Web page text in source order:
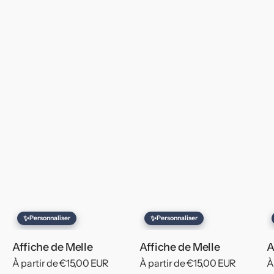
✨Personnaliser
Affiche de Melle
Prix
À partir de €15,00 EUR
✨Personnaliser
Affiche de Melle
Prix
À partir de €15,00 EUR